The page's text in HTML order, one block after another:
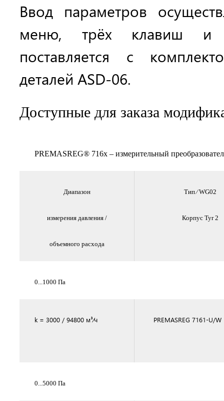
Ввод параметров
меню, трёх клавиш и
поставляется с
деталей ASD-06.
Доступные для заказа
PREMASREG® 716x – измерительный
Диапазон
измерения давления /
объемного расхода
Тип ⁄ WG02
Корпус Tyr 2
0...1000 Па
k = 3000 / 94800 м³⁄ч PREMASREG 7161-U/W
0...5000 Па